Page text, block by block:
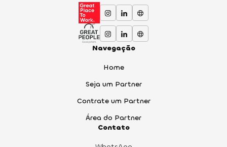
Navegação
Home
Seja um Partner
Contrate um Partner
Área do Partner
Contato